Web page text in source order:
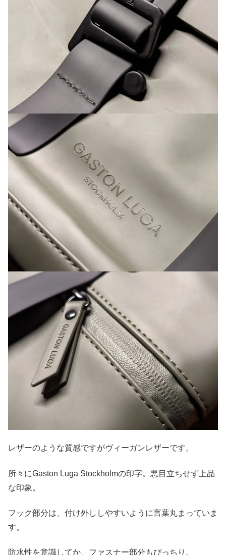
レザーのような質感ですがヴィーガンレザーです。
所々にGaston Luga Stockholmの印字。悪目立ちせず上品
な印象。
フック部分は、付け外ししやすいように言葉丸まっていま
す。
防水性を意識してか、ファスナー部分もぴっちり。